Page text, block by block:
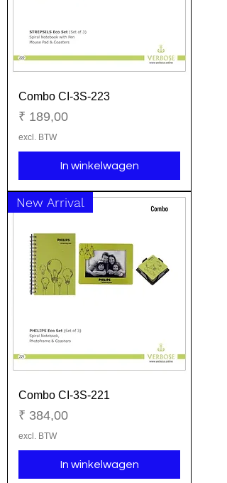
Combo CI-3S-223
Prijs
₹ 189,00
excl. BTW
In winkelwagen
New Arrival
Combo CI-3S-221
Prijs
₹ 384,00
excl. BTW
In winkelwagen